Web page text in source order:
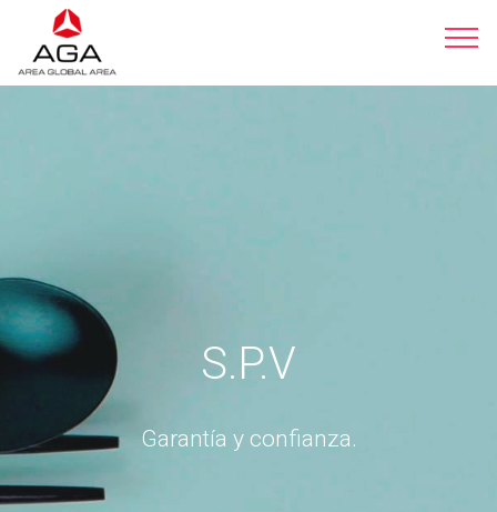
S.P.V
Garantía y confianza.